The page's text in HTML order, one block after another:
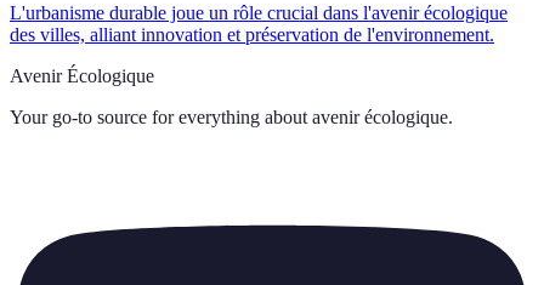
L'urbanisme durable joue un rôle crucial dans l'avenir écologique
des villes, alliant innovation et préservation de l'environnement.
Avenir Écologique
Your go-to source for everything about avenir écologique.